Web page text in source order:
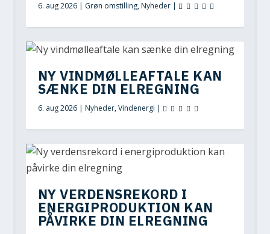
6. aug 2026| Grøn omstilling,Nyheder|
NY VINDMØLLEAFTALE KAN
SÆNKE DIN ELREGNING
6. aug 2026| Nyheder,Vindenergi |
NY VERDENSREKORD I
ENERGIPRODUKTION KAN
PÅVIRKE DIN ELREGNING